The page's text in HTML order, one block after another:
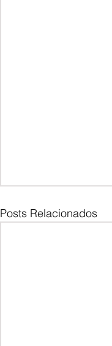
Posts Relacionados